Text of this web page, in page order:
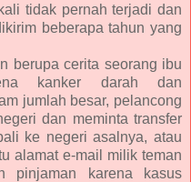
tidak pernah terjadi dan
beberapa tahun yang
berupa cerita seorang ibu
kanker darah dan
jumlah besar, pelancong
dan meminta transfer
ke negeri asalnya, atau
alamat e-mail milik teman
pinjaman karena kasus